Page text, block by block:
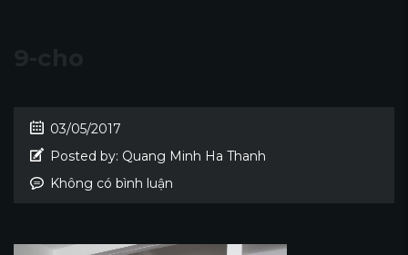
03/05/2017
Posted by: Quang Minh Ha Thanh
Không có bình luận